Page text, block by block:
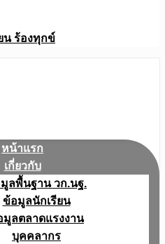
น ร้องทุกข์
หน้าแรก
เกี่ยวกับ
ลพื้นฐาน วก.นฐ.
ข้อมูลนักเรียน
มูลตลาดแรงงาน
บุคคลากร